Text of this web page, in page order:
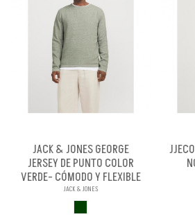
JACK & JONES GEORGE
JERSEY DE PUNTO COLOR
VERDE- CÓMODO Y FLEXIBLE
JACK & JONES